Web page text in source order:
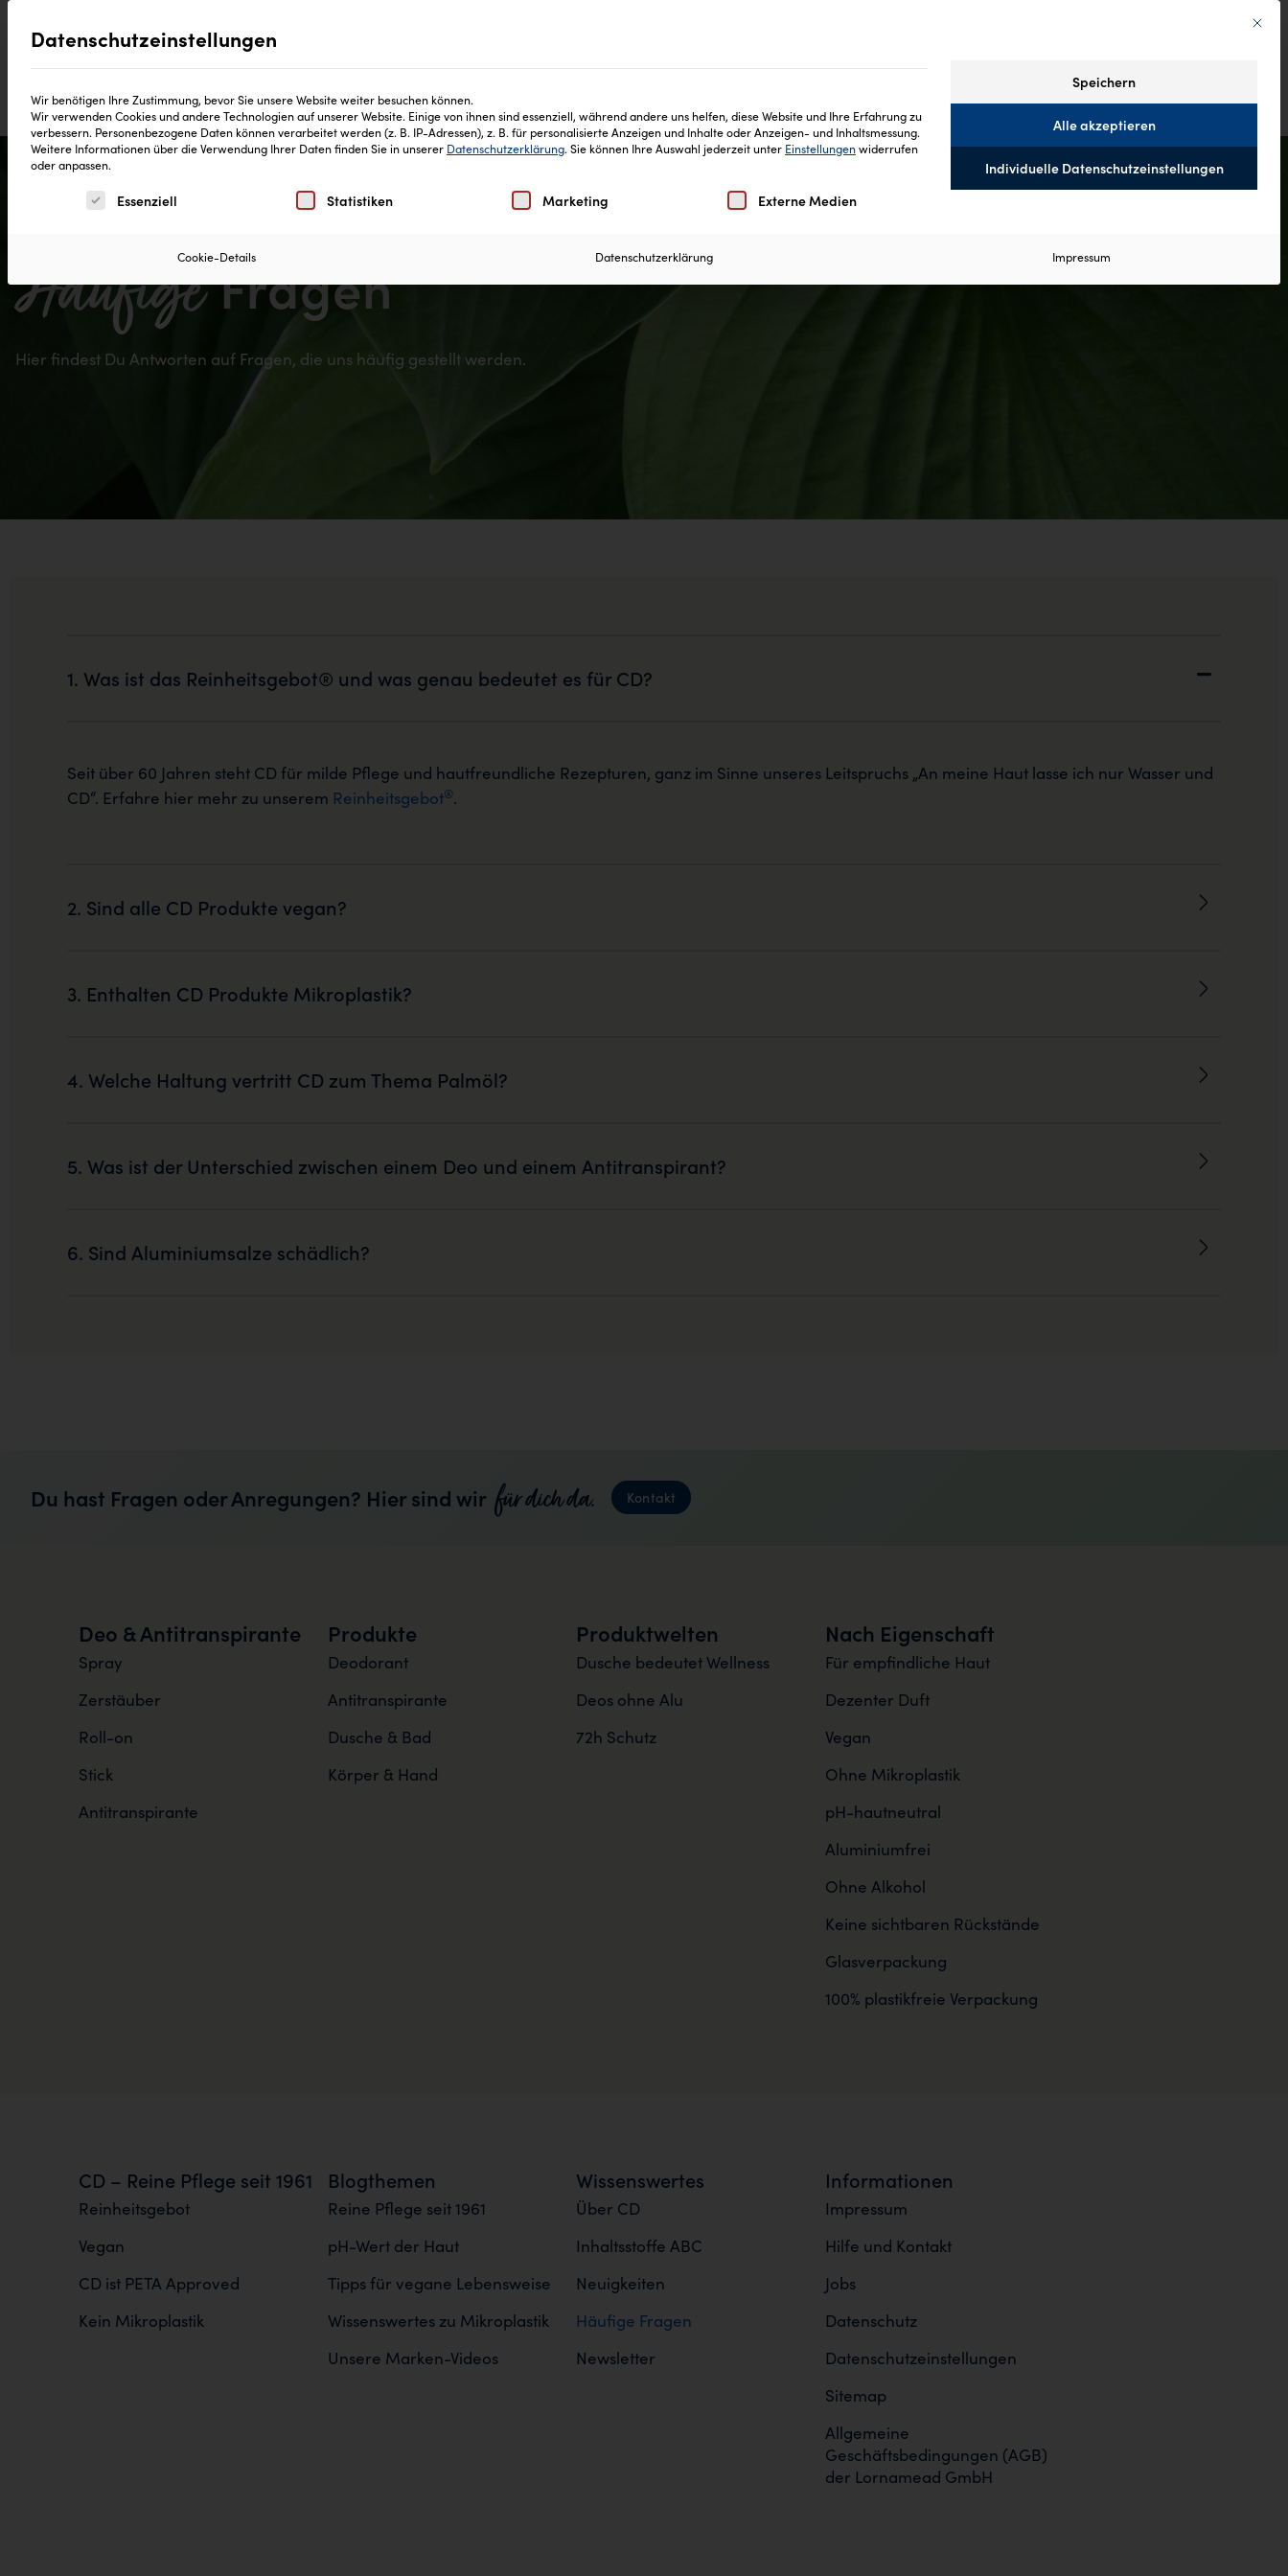
Produkte CD Reinheitsgebot Neuigkeiten Blog Inhaltsstoffe Häufige Fragen
HäufigeFragen
Hier findest Du Antworten auf Fragen, die uns häufig gestellt werden.
1. Was ist das Reinheitsgebot® und was genau bedeutet es für CD?
Seit über 60 Jahren steht CD für milde Pflege und hautfreundliche Rezepturen, ganz im Sinne unseres Leitspruchs „An meine Haut lasse ich nur Wasser und
CD“. Erfahre hier mehr zu unserem Reinheitsgebot®.
2. Sind alle CD Produkte vegan?
3. Enthalten CD Produkte Mikroplastik?
4. Welche Haltung vertritt CD zum Thema Palmöl?
5. Was ist der Unterschied zwischen einem Deo und einem Antitranspirant?
6. Sind Aluminiumsalze schädlich?
Du hast Fragen oder Anregungen? Hier sind wir für dich da. Kontakt
Deo & Antitranspirante
Spray
Zerstäuber
Roll-on
Stick
Antitranspirante
Produkte
Deodorant
Antitranspirante
Dusche & Bad
Körper & Hand
Produktwelten
Dusche bedeutet Wellness
Deos ohne Alu
72h Schutz
Nach Eigenschaft
Für empfindliche Haut
Dezenter Duft
Vegan
Ohne Mikroplastik
pH-hautneutral
Aluminiumfrei
Ohne Alkohol
Keine sichtbaren Rückstände
Glasverpackung
100% plastikfreie Verpackung
CD – Reine Pflege seit 1961
Reinheitsgebot
Vegan
CD ist PETA Approved
Kein Mikroplastik
Blogthemen
Reine Pflege seit 1961
pH-Wert der Haut
Tipps für vegane Lebensweise
Wissenswertes zu Mikroplastik
Unsere Marken-Videos
Wissenswertes
Über CD
Inhaltsstoffe ABC
Neuigkeiten
Häufige Fragen
Newsletter
Informationen
Impressum
Hilfe und Kontakt
Jobs
Datenschutz
Datenschutzeinstellungen
Sitemap
Allgemeine
Geschäftsbedingungen (AGB)
der Lornamead GmbH
Mit
Datenschutzeinstellungen
Wir benötigen Ihre Zustimmung, bevor Sie unsere Website weiter besuchen können.
Wir verwenden Cookies und andere Technologien auf unserer Website. Einige von ihnen sind essenziell, während andere uns helfen, diese Website und Ihre Erfahrung zu
verbessern. Personenbezogene Daten können verarbeitet werden (z. B. IP-Adressen), z. B. für personalisierte Anzeigen und Inhalte oder Anzeigen- und Inhaltsmessung.
Weitere Informationen über die Verwendung Ihrer Daten finden Sie in unserer Datenschutzerklärung. Sie können Ihre Auswahl jederzeit unter Einstellungenwiderrufen
oder anpassen.
Es folgt eine Liste der Service-Gruppen, für die eine Einwilligung erteilt werden kann. Die erste Service-Gruppe ist essenziell und kann nicht abgewählt werden.
Essenziell Statistiken Marketing Externe Medien
Speichern
Alle akzeptieren
Individuelle Datenschutzeinstellungen
Cookie-Details Datenschutzerklärung Impressum